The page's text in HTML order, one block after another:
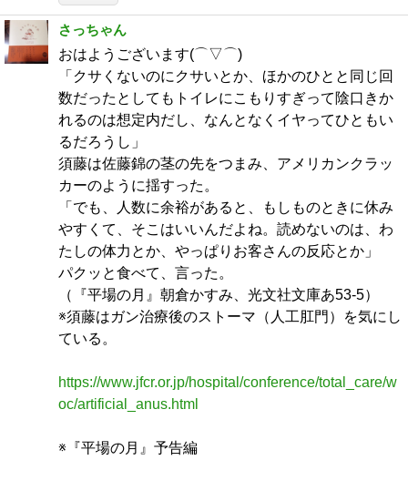
さっちゃん
おはようございます(⌒▽⌒)
「クサくないのにクサいとか、ほかのひとと同じ回
数だったとしてもトイレにこもりすぎって陰口きか
れるのは想定内だし、なんとなくイヤってひともい
るだろうし」
須藤は佐藤錦の茎の先をつまみ、アメリカンクラッ
カーのように揺すった。
「でも、人数に余裕があると、もしものときに休み
やすくて、そこはいいんだよね。読めないのは、わ
たしの体力とか、やっぱりお客さんの反応とか」
パクッと食べて、言った。
（『平場の月』朝倉かすみ、光文社文庫あ53-5）
※須藤はガン治療後のストーマ（人工肛門）を気にし
ている。
https://www.jfcr.or.jp/hospital/conference/total_care/w
oc/artificial_anus.html
※『平場の月』予告編